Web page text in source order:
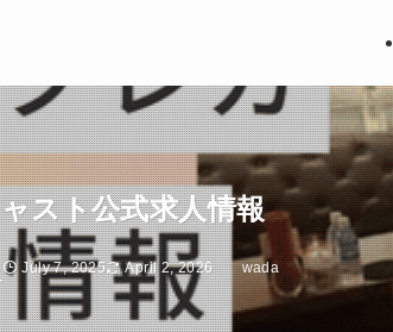
スト公式求人情報
July 7, 2025 April 2, 2026 wada